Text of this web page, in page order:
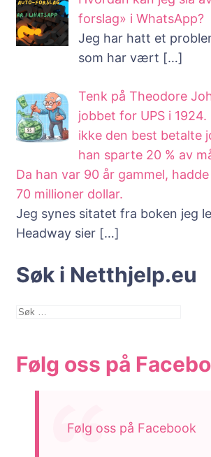
forslag» i WhatsApp?
Jeg har hatt et
som har vært […]
Tenk på Theodore
jobbet for UPS i 1924.
ikke den best betalte
han sparte 20 % av
Da han var 90 år gammel,
70 millioner dollar.
Jeg synes sitatet fra boken jeg
Headway sier […]
Søk i Netthjelp.eu
Søk
Følg oss på
Følg oss på Facebook